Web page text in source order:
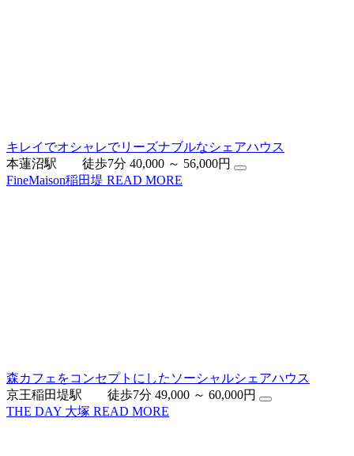
キレイでオシャレでリーズナブルなシェアハウス
本蓮沼駅 徒歩7分 40,000 ～ 56,000円
FineMaison稲田堤 READ MORE
森カフェをコンセプトにしたソーシャルシェアハウス
京王稲田堤駅 徒歩7分 49,000 ～ 60,000円
THE DAY 大塚 READ MORE